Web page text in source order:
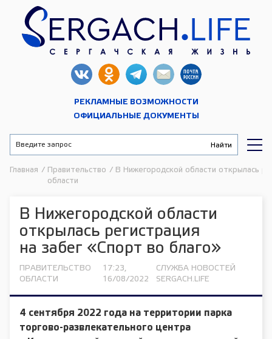
РЕКЛАМНЫЕ ВОЗМОЖНОСТИ
ОФИЦИАЛЬНЫЕ ДОКУМЕНТЫ
Главная /
Правительство
области
/ В Нижегородской области открылась
В Нижегородской области
открылась регистрация
на забег «Спорт во благо»
ПРАВИТЕЛЬСТВО
ОБЛАСТИ
17:23,
16/08/2022
СЛУЖБА НОВОСТЕЙ
SERGACH.LIFE
4 сентября 2022 года на территории парка
торгово-развлекательного центра